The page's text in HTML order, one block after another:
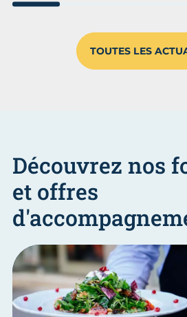
TOUTES LES
Découvrez nos
et offres